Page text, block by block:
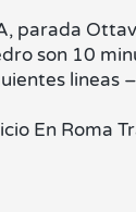
parada
son 10
lineas
En Roma